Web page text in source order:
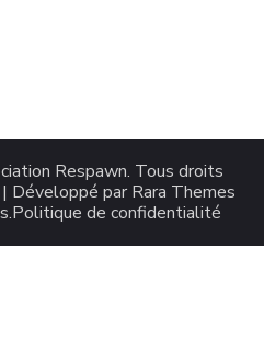
Respawn. Tous droits
Développé par Rara Themes
.Politique de confidentialité